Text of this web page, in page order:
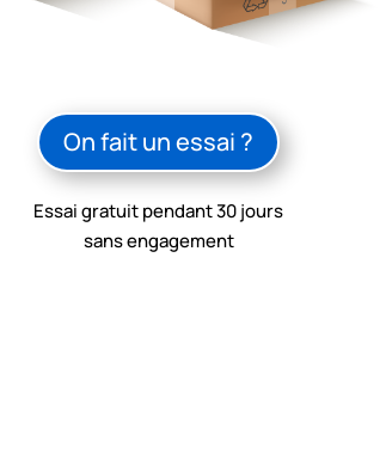
On fait un essai ?
Essai gratuit pendant 30 jours
sans engagement